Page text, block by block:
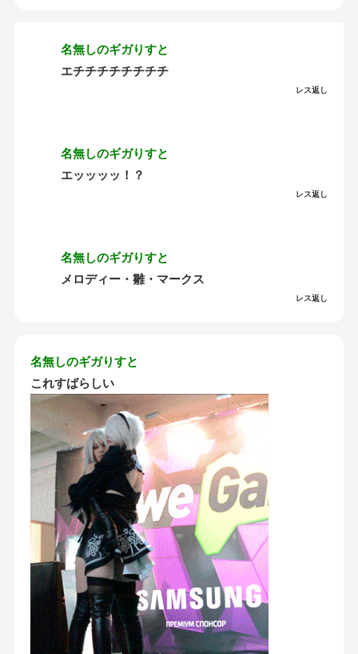
名無しのギガりすと
エチチチチチチチチ
レス返し
名無しのギガりすと
エッッッッ！？
レス返し
名無しのギガりすと
メロディー・雛・マークス
レス返し
名無しのギガりすと
これすばらしい